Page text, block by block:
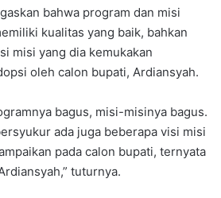
bahwa program dan misi
kualitas yang baik, bahkan
misi yang dia kemukakan
oleh calon bupati, Ardiansyah.
bagus, misi-misinya bagus.
ada juga beberapa visi misi
pada calon bupati, ternyata
tuturnya.